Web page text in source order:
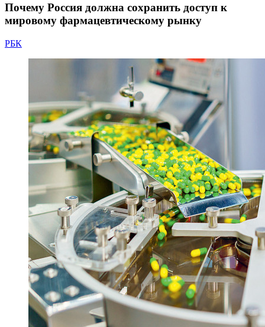
Почему Россия должна сохранить доступ к
мировому фармацевтическому рынку
РБК